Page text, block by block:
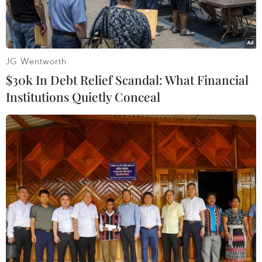
Hormuz.
Tàu chở dầu mang cờ Anh Stena Impero ở gần Eo biển
Hormuz ngày 21/7/2019. (Ảnh: THX/ TTXVN)
Phóng viên TTXVN tại Trung Đông dẫn truyền
thông Iran ngày 24/7 cho biết phái đoàn thường
JG Wentworth
$30k In Debt Relief Scandal: What Financial
Institutions Quietly Conceal